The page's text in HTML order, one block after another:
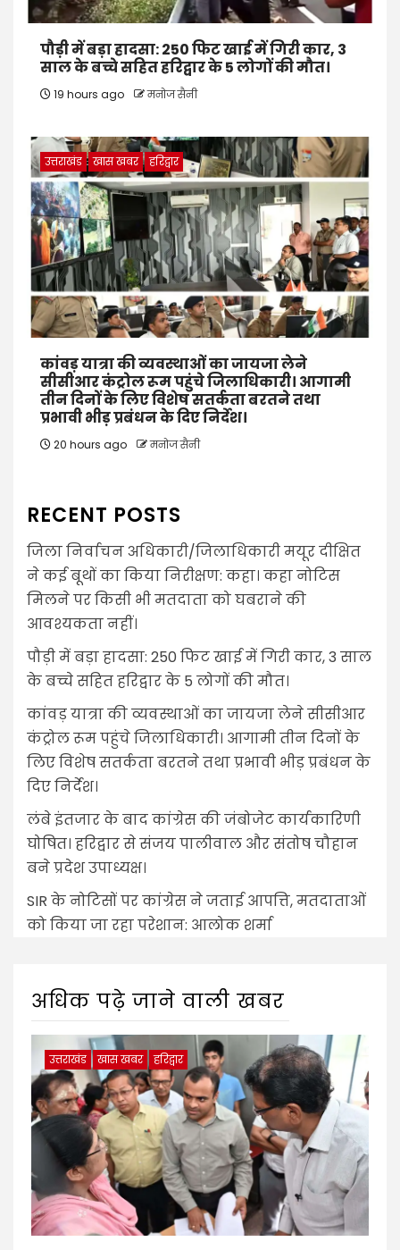
पौड़ी में बड़ा हादसा: 250 फिट खाई में गिरी कार, 3
साल के बच्चे सहित हरिद्वार के 5 लोगों की मौत।
19 hours ago मनोज सैनी
उत्तराखंड खास खबर हरिद्वार
कांवड़ यात्रा की व्यवस्थाओं का जायजा लेने
सीसीआर कंट्रोल रूम पहुंचे जिलाधिकारी। आगामी
तीन दिनों के लिए विशेष सतर्कता बरतने तथा
प्रभावी भीड़ प्रबंधन के दिए निर्देश।
20 hours ago मनोज सैनी
RECENT POSTS
जिला निर्वाचन अधिकारी/जिलाधिकारी मयूर दीक्षित
ने कई बूथों का किया निरीक्षण: कहा। कहा नोटिस
मिलने पर किसी भी मतदाता को घबराने की
आवश्यकता नहीं।
पौड़ी में बड़ा हादसा: 250 फिट खाई में गिरी कार, 3 साल
के बच्चे सहित हरिद्वार के 5 लोगों की मौत।
कांवड़ यात्रा की व्यवस्थाओं का जायजा लेने सीसीआर
कंट्रोल रूम पहुंचे जिलाधिकारी। आगामी तीन दिनों के
लिए विशेष सतर्कता बरतने तथा प्रभावी भीड़ प्रबंधन के
दिए निर्देश।
लंबे इंतजार के बाद कांग्रेस की जंबोजेट कार्यकारिणी
घोषित। हरिद्वार से संजय पालीवाल और संतोष चौहान
बने प्रदेश उपाध्यक्ष।
SIR के नोटिसों पर कांग्रेस ने जताई आपत्ति, मतदाताओं
को किया जा रहा परेशान: आलोक शर्मा
अधिक पढ़े जाने वाली खबर
उत्तराखंड खास खबर हरिद्वार